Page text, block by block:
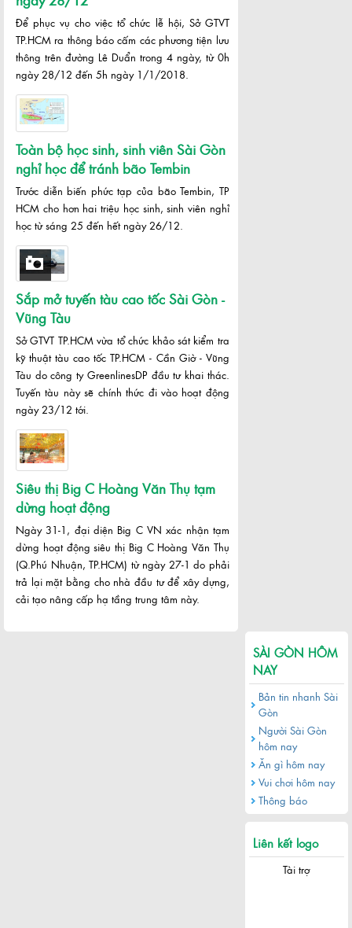
Để phục vụ cho việc tổ chức lễ hội, Sở GTVT
TP.HCM ra thông báo cấm các phương tiện lưu
thông trên đường Lê Duẩn trong 4 ngày, từ 0h
ngày 28/12 đến 5h ngày 1/1/2018.
Toàn bộ học sinh, sinh viên Sài Gòn
nghỉ học để tránh bão Tembin
Trước diễn biến phức tạp của bão Tembin, TP
HCM cho hơn hai triệu học sinh, sinh viên nghỉ
học từ sáng 25 đến hết ngày 26/12.
Sắp mở tuyến tàu cao tốc Sài Gòn -
Vũng Tàu
Sở GTVT TP.HCM vừa tổ chức khảo sát kiểm tra
kỹ thuật tàu cao tốc TP.HCM - Cần Giờ - Vũng
Tàu do công ty GreenlinesDP đầu tư khai thác.
Tuyến tàu này sẽ chính thức đi vào hoạt động
ngày 23/12 tới.
Siêu thị Big C Hoàng Văn Thụ tạm
dừng hoạt động
Ngày 31-1, đại diện Big C VN xác nhận tạm
dừng hoạt động siêu thị Big C Hoàng Văn Thụ
(Q.Phú Nhuận, TP.HCM) từ ngày 27-1 do phải
trả lại mặt bằng cho nhà đầu tư để xây dựng,
cải tạo nâng cấp hạ tầng trung tâm này.
SÀI GÒN HÔM
NAY
Bản tin nhanh Sài
Gòn
Người Sài Gòn
hôm nay
Ăn gì hôm nay
Vui chơi hôm nay
Thông báo
Liên kết logo
Tài trợ